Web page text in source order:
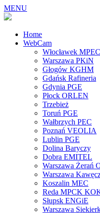
MENU
Home
WebCam
Włocławek MPEC
Warszawa PKiN
Głogów KGHM
Gdańsk Rafineria
Gdynia PGE
Płock ORLEN
Trzebież
Toruń PGE
Wałbrzych PEC
Poznań VEOLIA
Lublin PGE
Dolina Baryczy
Dobra EMITEL
Warszawa Żerań
Warszawa
Koszalin MEC
Reda MPCK
Słupsk ENGiE
Warszawa